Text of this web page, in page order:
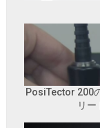
PosiTector 200
リ